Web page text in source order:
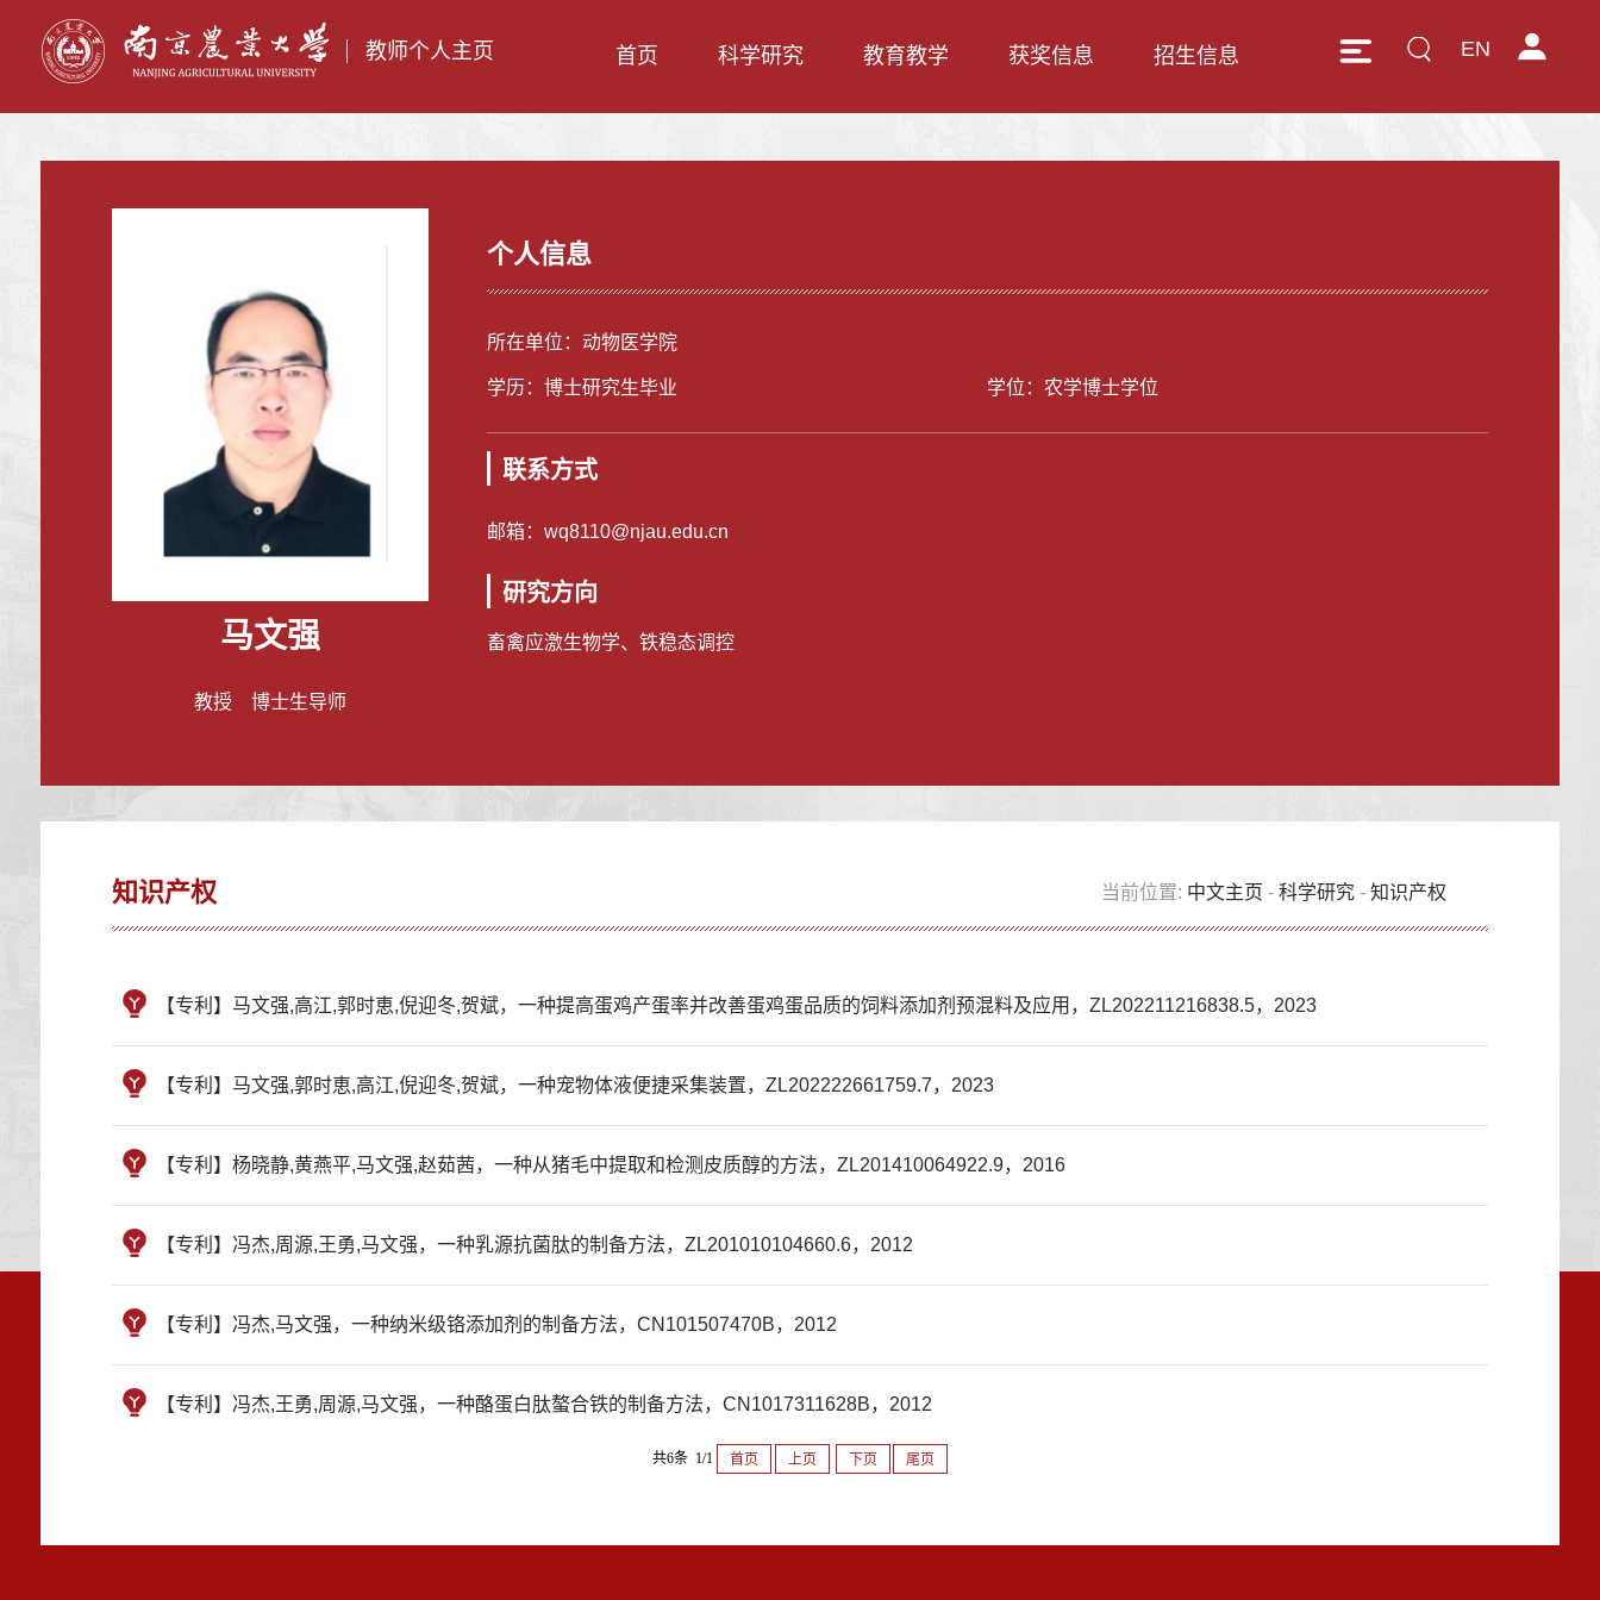
教师个人主页 EN
首页 科学研究 教育教学 获奖信息 招生信息
马文强
教授 博士生导师
个人信息
所在单位：动物医学院
学历：博士研究生毕业 学位：农学博士学位
联系方式
邮箱： wq8110@njau.edu.cn
研究方向
畜禽应激生物学、铁稳态调控
知识产权 当前位置: 中文主页 -科学研究 -知识产权
【专利】马文强,高江,郭时恵,倪迎冬,贺斌，一种提高蛋鸡产蛋率并改善蛋鸡蛋品质的饲料添加剂预混料及应用，ZL202211216838.5，2023
【专利】马文强,郭时恵,高江,倪迎冬,贺斌，一种宠物体液便捷采集装置，ZL202222661759.7，2023
【专利】杨晓静,黄燕平,马文强,赵茹茜，一种从猪毛中提取和检测皮质醇的方法，ZL201410064922.9，2016
【专利】冯杰,周源,王勇,马文强，一种乳源抗菌肽的制备方法，ZL201010104660.6，2012
【专利】冯杰,马文强，一种纳米级铬添加剂的制备方法，CN101507470B，2012
【专利】冯杰,王勇,周源,马文强，一种酪蛋白肽螯合铁的制备方法，CN1017311628B，2012
共6条 1/1 首页 上页 下页 尾页